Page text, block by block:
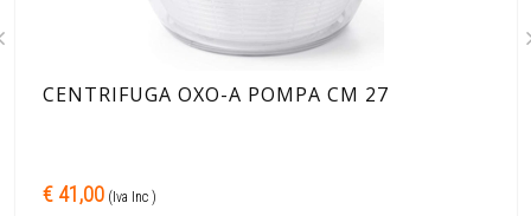
CENTRIFUGA OXO-A POMPA CM 27
€ 41,00(Iva Inc )